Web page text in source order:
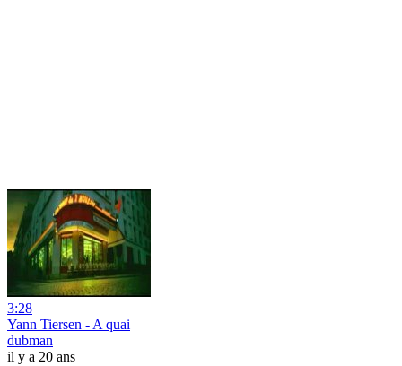
3:28
Yann Tiersen - A quai
dubman
il y a 20 ans